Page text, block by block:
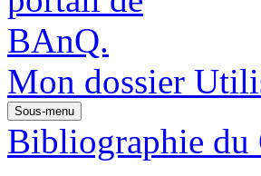
Mon dossier
Sous-menu
Bibliographie du